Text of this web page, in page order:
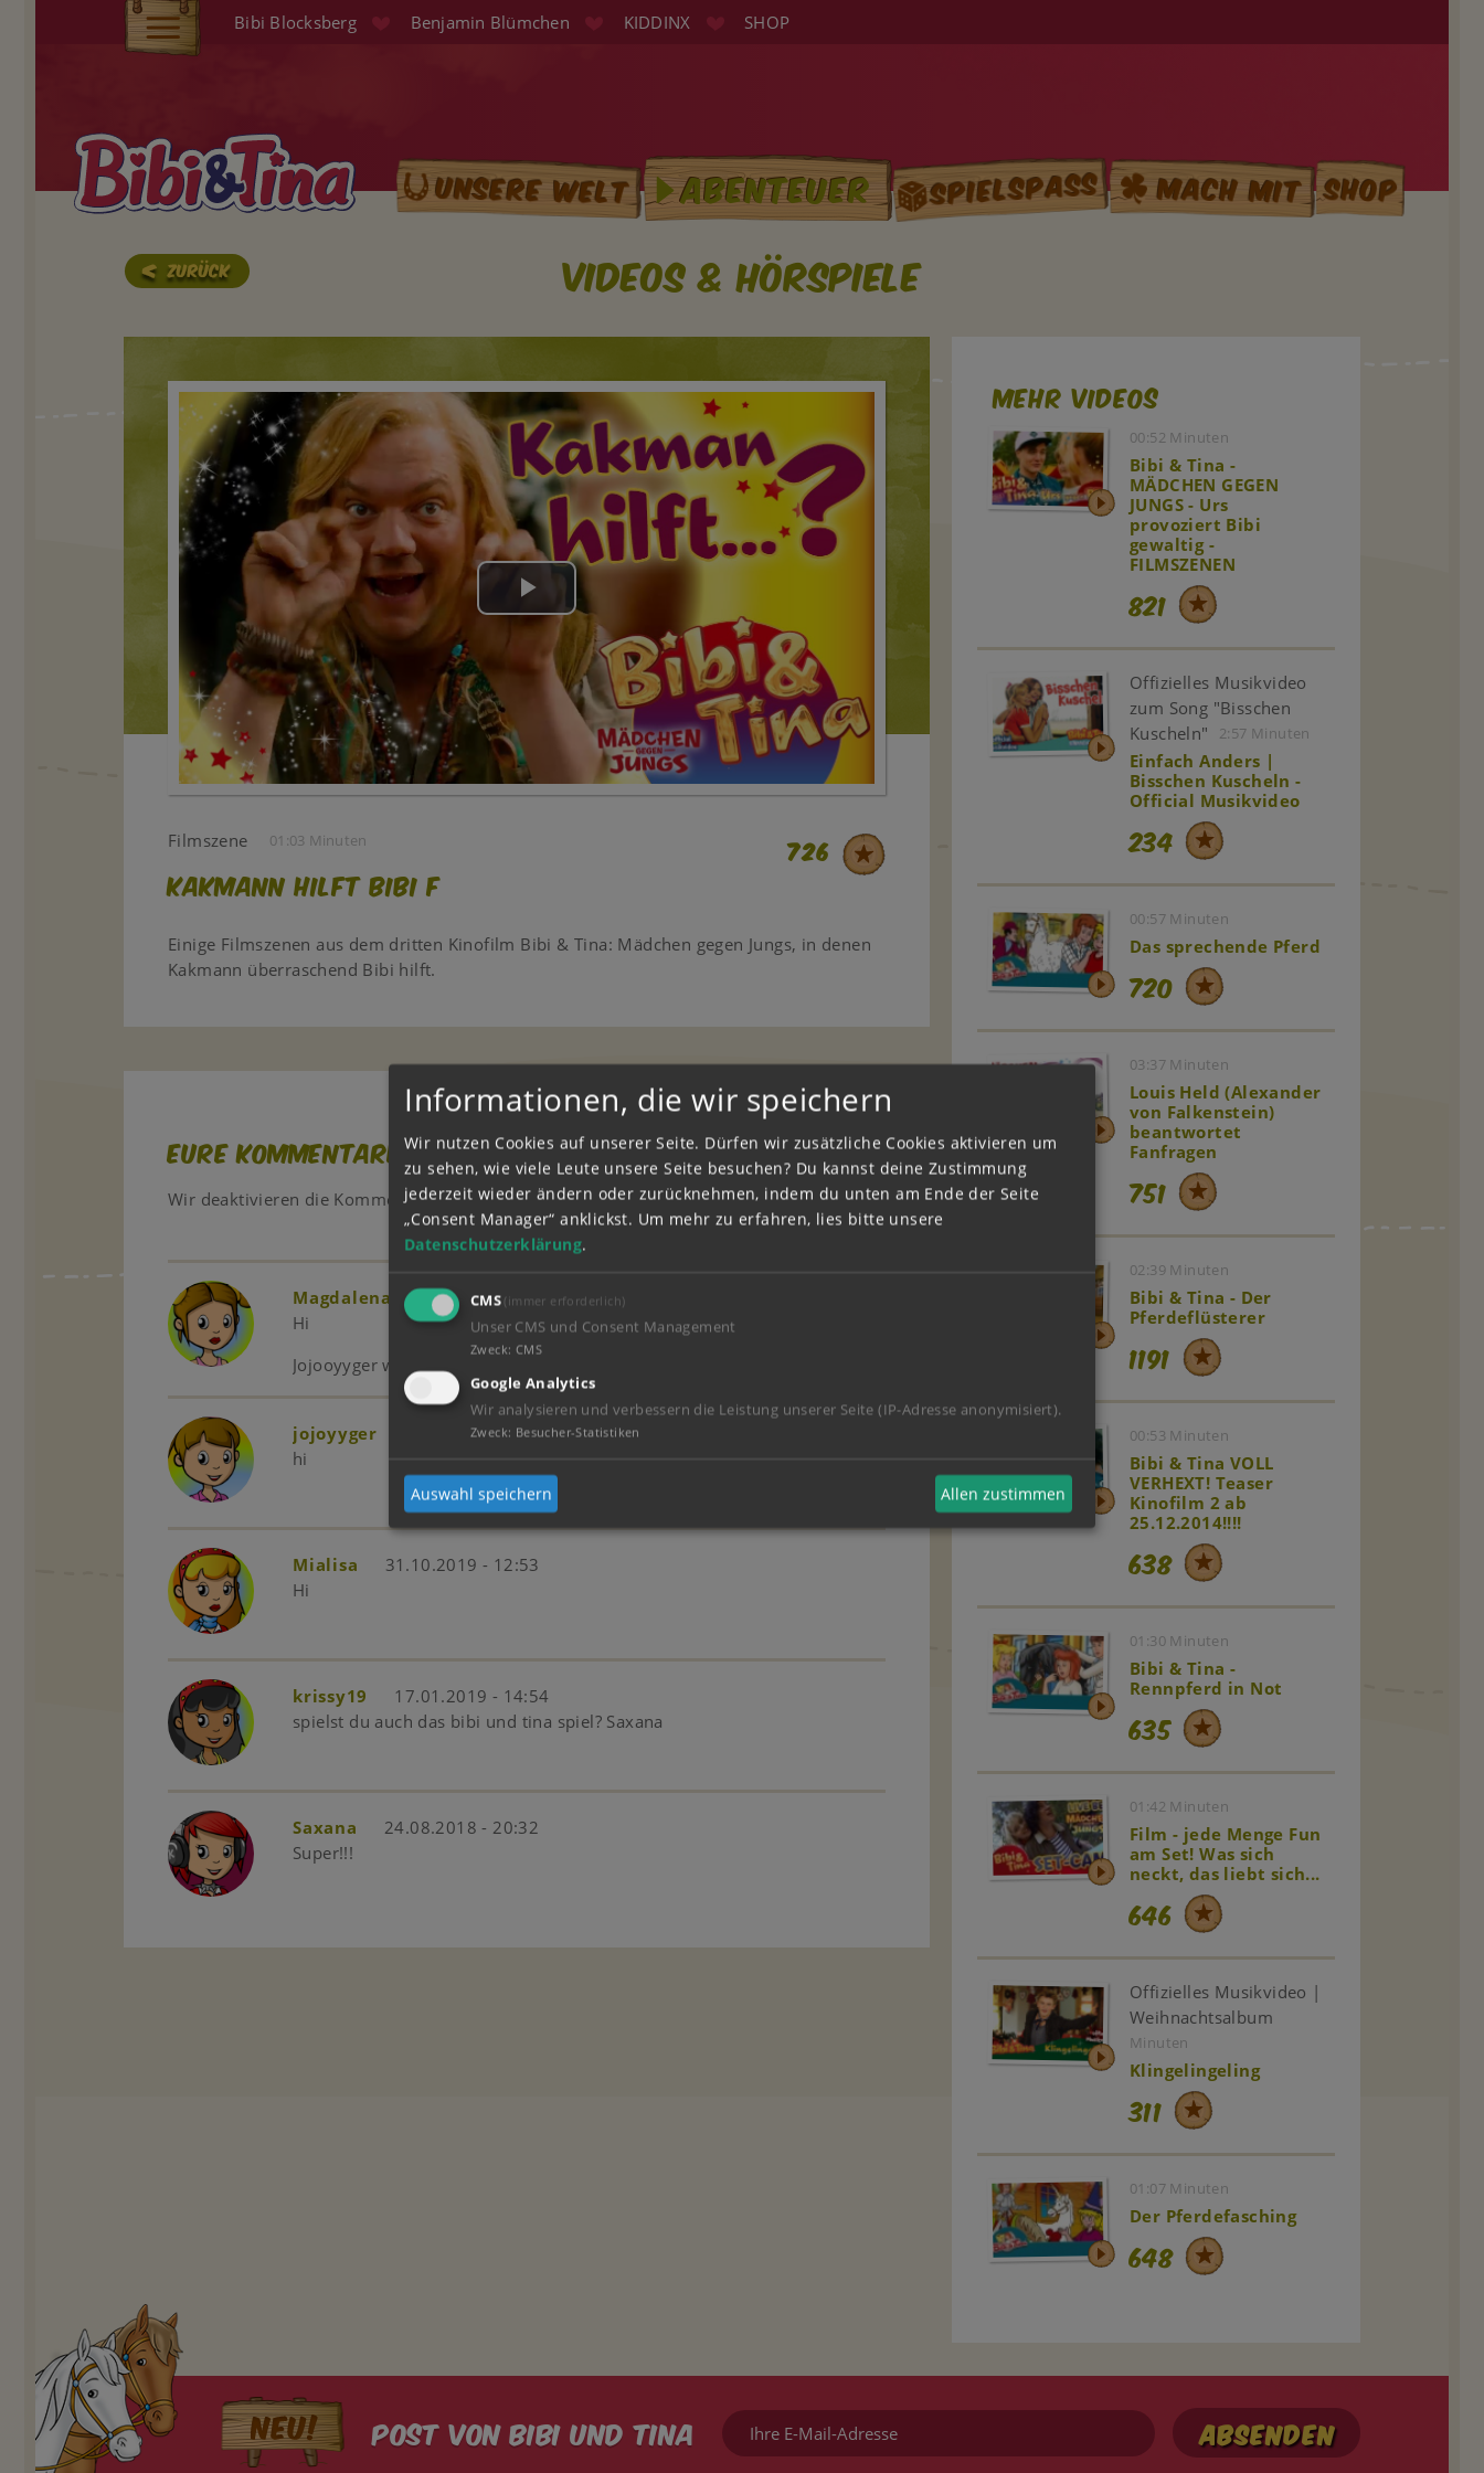
Elterninfo
Hörspiele
Audio (EN)
Bibi Blocksberg Benjamin Blümchen KIDDINX SHOP
Main
navigation
Unsere Welt Abenteuer Spielspass Mach mit Shop
Videos & Hörspiele
Play
Video
Filmszene 01:03 Minuten 726
Kakmann hilft Bibi F
Einige Filmszenen aus dem dritten Kinofilm Bibi & Tina: Mädchen gegen Jungs, in denen
Kakmann überraschend Bibi hilft.
Eure Kommentare
Wir deaktivieren die Kommentarfunktion.Hier erfahrt ihr mehr dazu.
Magdalena3456
02.07.2021 - 16:18
Hi
Jojooyyger wollen wir chatten??
jojoyyger
09.06.2020 - 12:12
hi
Mialisa
31.10.2019 - 12:53
Hi
krissy19
17.01.2019 - 14:54
spielst du auch das bibi und tina spiel? Saxana
Saxana
24.08.2018 - 20:32
Super!!!
Mehr Videos
00:52 Minuten
Bibi & Tina -
MÄDCHEN GEGEN
JUNGS - Urs
provoziert Bibi
gewaltig -
FILMSZENEN
821
Offizielles Musikvideo
zum Song "Bisschen
Kuscheln"
2:57 Minuten
Einfach Anders |
Bisschen Kuscheln -
Official Musikvideo
234
00:57 Minuten
Das sprechende Pferd
720
03:37 Minuten
Louis Held (Alexander
von Falkenstein)
beantwortet
Fanfragen
751
02:39 Minuten
Bibi & Tina - Der
Pferdeflüsterer
1191
00:53 Minuten
Bibi & Tina VOLL
VERHEXT! Teaser
Kinofilm 2 ab
25.12.2014!!!!
638
01:30 Minuten
Bibi & Tina -
Rennpferd in Not
635
01:42 Minuten
Film - jede Menge Fun
am Set! Was sich
neckt, das liebt sich...
646
Offizielles Musikvideo |
Weihnachtsalbum
Minuten
Klingelingeling
311
01:07 Minuten
Der Pferdefasching
648
Post von Bibi und Tina
Ihre
E-
Mail-
Informationen, die wir speichern
Wir nutzen Cookies auf unserer Seite. Dürfen wir zusätzliche Cookies aktivieren um
zu sehen, wie viele Leute unsere Seite besuchen? Du kannst deine Zustimmung
jederzeit wieder ändern oder zurücknehmen, indem du unten am Ende der Seite
„Consent Manager“ anklickst. Um mehr zu erfahren, lies bitte unsere
Datenschutzerklärung.
CMS (immer erforderlich)
Unser CMS und Consent Management
Zweck: CMS
Google Analytics
Wir analysieren und verbessern die Leistung unserer Seite (IP-Adresse anonymisiert).
Zweck: Besucher-Statistiken
Auswahl speichern Allen zustimmen